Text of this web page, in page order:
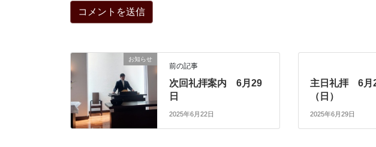
お知らせ
前の記事
次回礼拝案内 6月29
日
2025年6月22日
主日礼拝 6月
（日）
2025年6月29日